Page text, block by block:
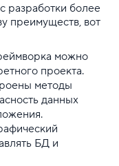
разработки более
преимуществ, вот
можно
проекта.
методы
данных
БД и